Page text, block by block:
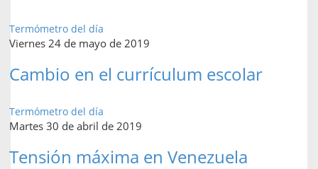
Termómetro del día
Viernes 24 de mayo de 2019
Cambio en el currículum escolar
Termómetro del día
Martes 30 de abril de 2019
Tensión máxima en Venezuela